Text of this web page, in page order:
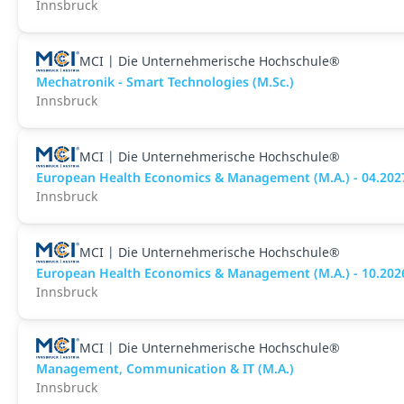
Innsbruck
MCI | Die Unternehmerische Hochschule®
Mechatronik - Smart Technologies (M.Sc.)
Innsbruck
MCI | Die Unternehmerische Hochschule®
European Health Economics & Management (M.A.) -
Innsbruck
MCI | Die Unternehmerische Hochschule®
European Health Economics & Management (M.A.) -
Innsbruck
MCI | Die Unternehmerische Hochschule®
Management, Communication & IT (M.A.)
Innsbruck